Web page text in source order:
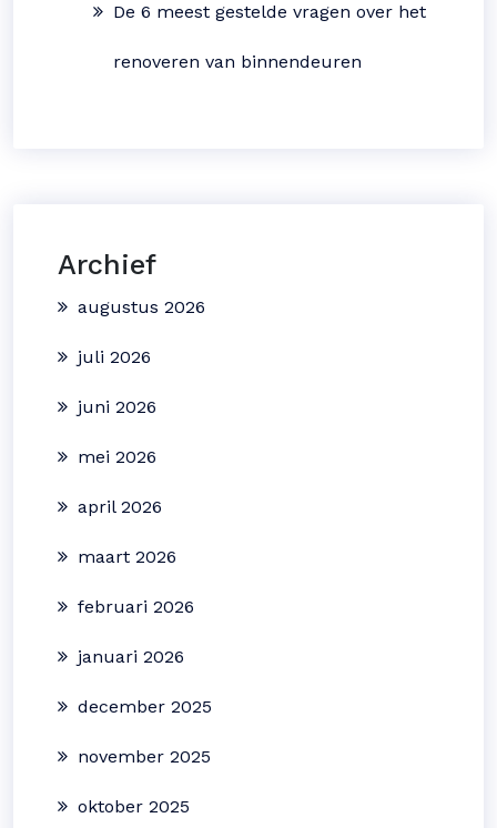
De 6 meest gestelde vragen over het
renoveren van binnendeuren
Archief
augustus 2026
juli 2026
juni 2026
mei 2026
april 2026
maart 2026
februari 2026
januari 2026
december 2025
november 2025
oktober 2025